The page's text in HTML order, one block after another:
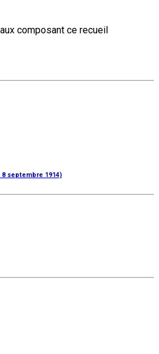
composant ce recueil
septembre 1914)